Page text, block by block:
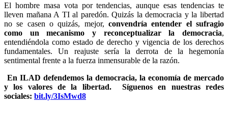
El hombre masa vota por tendencias, aunque esas tendencias te
lleven mañana A TI al paredón. Quizás la democracia y la libertad
no se casen o quizás, mejor, convendría entender el sufragio
como un mecanismo y reconceptualizar la democracia,
entendiéndola como estado de derecho y vigencia de los derechos
fundamentales. Un reajuste sería la derrota de la hegemonía
sentimental frente a la fuerza inmensurable de la razón.
En ILAD defendemos la democracia, la economía de mercado
y los valores de la libertad.
Síguenos en nuestras redes
sociales: bit.ly/3IsMwd8